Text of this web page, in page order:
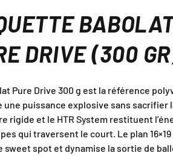
DRIVE (300
Pure Drive 300 g est la référence
une puissance explosive sans sacrifier
rigide et le HTR System restituent
qui traversent le court. Le plan 16×19
sweet spot et dynamise la sortie de